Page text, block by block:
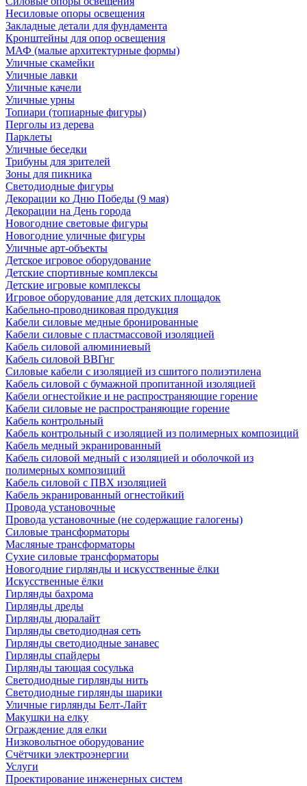
Несиловые опоры освещения
Закладные детали для фундамента
Кронштейны для опор освещения
МАФ (малые архитектурные формы)
Уличные скамейки
Уличные лавки
Уличные качели
Уличные урны
Топиари (топиарные фигуры)
Перголы из дерева
Парклеты
Уличные беседки
Трибуны для зрителей
Зоны для пикника
Светодиодные фигуры
Декорации ко Дню Победы (9 мая)
Декорации на День города
Новогодние световые фигуры
Новогодние уличные фигуры
Уличные арт-объекты
Детское игровое оборудование
Детские спортивные комплексы
Детские игровые комплексы
Игровое оборудование для детских площадок
Кабельно-проводниковая продукция
Кабели силовые медные бронированные
Кабели силовые с пластмассовой изоляцией
Кабель силовой алюминиевый
Кабель силовой ВВГнг
Силовые кабели с изоляцией из сшитого полиэтилена
Кабель силовой с бумажной пропитанной изоляцией
Кабели огнестойкие и не распространяющие горение
Кабели силовые не распространяющие горение
Кабель контрольный
Кабель контрольный с изоляцией из полимерных композиций
Кабель медный экранированный
Кабель силовой медный с изоляцией и оболочкой из
полимерных композиций
Кабель силовой с ПВХ изоляцией
Кабель экранированный огнестойкий
Провода установочные
Провода установочные (не содержащие галогены)
Силовые трансформаторы
Масляные трансформаторы
Сухие силовые трансформаторы
Новогодние гирлянды и искусственные ёлки
Искусственные ёлки
Гирлянды бахрома
Гирлянды дреды
Гирлянды дюралайт
Гирлянды светодиодная сеть
Гирлянды светодиодные занавес
Гирлянды спайдеры
Гирлянды тающая сосулька
Светодиодные гирлянды нить
Светодиодные гирлянды шарики
Уличные гирлянды Белт-Лайт
Макушки на елку
Ограждение для елки
Низковольтное оборудование
Счётчики электроэнергии
Услуги
Проектирование инженерных систем